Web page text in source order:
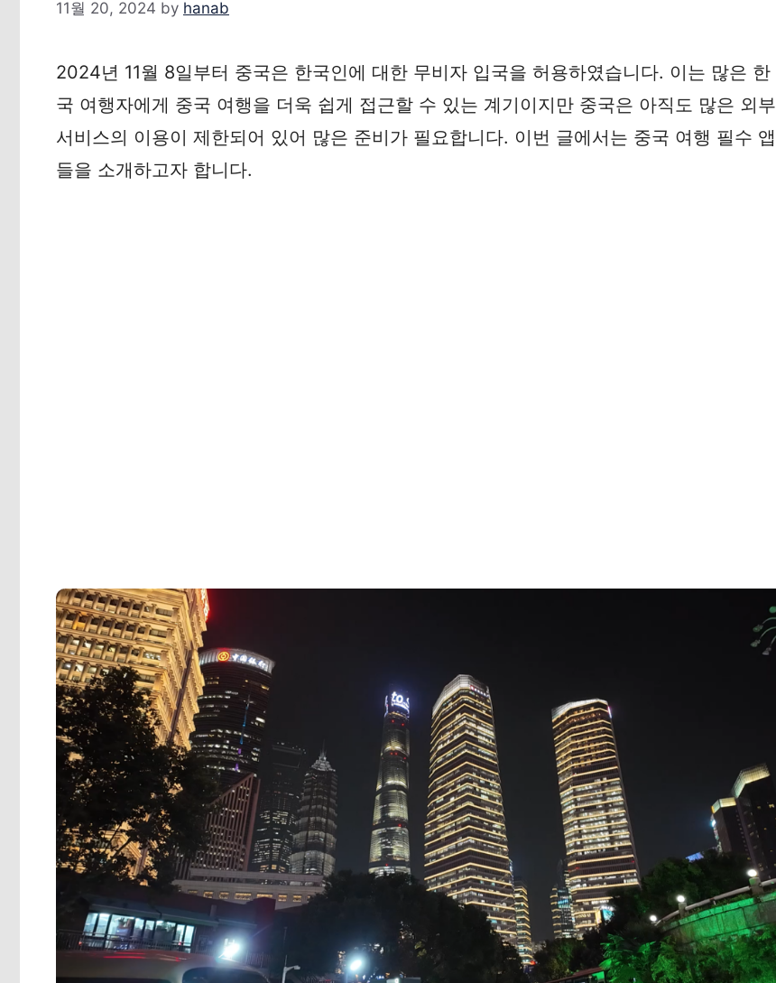
11월 20, 2024 by hanab
2024년 11월 8일부터 중국은 한국인에 대한 무비자 입국을 허용하였습니다. 이는 많은 한
국 여행자에게 중국 여행을 더욱 쉽게 접근할 수 있는 계기이지만 중국은 아직도 많은 외부
서비스의 이용이 제한되어 있어 많은 준비가 필요합니다. 이번 글에서는 중국 여행 필수 앱
들을 소개하고자 합니다.